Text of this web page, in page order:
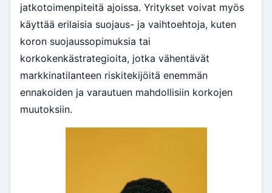
jatkotoimenpiteitä ajoissa. Yritykset voivat myös
käyttää erilaisia suojaus- ja vaihtoehtoja, kuten
koron suojaussopimuksia tai
korkokenkästrategioita, jotka vähentävät
markkinatilanteen riskitekijöitä enemmän
ennakoiden ja varautuen mahdollisiin korkojen
muutoksiin.